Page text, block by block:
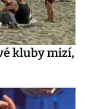
kluby mizí,